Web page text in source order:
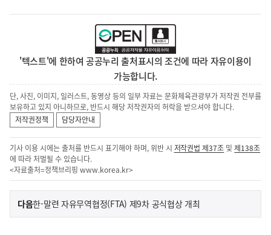
'텍스트'에 한하여 공공누리 출처표시의 조건에 따라 자유이용이
가능합니다.
단, 사진, 이미지, 일러스트, 동영상 등의 일부 자료는 문화체육관광부가 저작권 전부를
보유하고 있지 아니하므로, 반드시 해당 저작권자의 허락을 받으셔야 합니다.
저작권정책
담당자안내
기사 이용 시에는 출처를 반드시 표기해야 하며, 위반 시 저작권법 제37조 및제138조
에 따라 처벌될 수 있습니다.
<자료출처=정책브리핑 www.korea.kr>
이
전
다음기
사
한-말련 자유무역협정(FTA) 제9차 공식협상 개최